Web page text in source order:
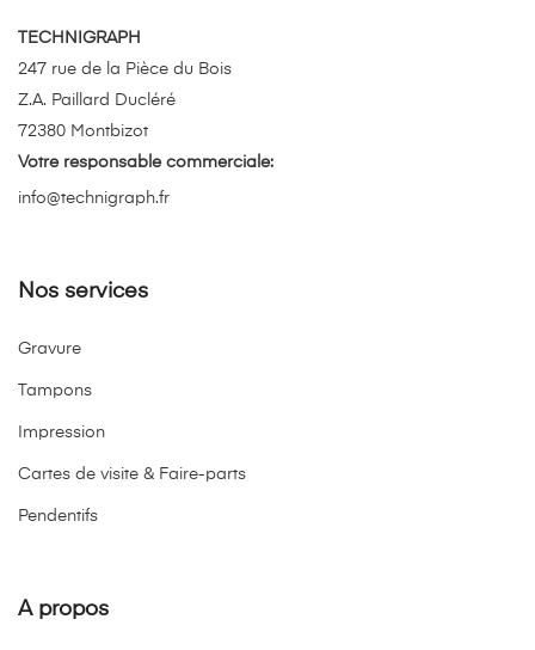
TECHNIGRAPH
247 rue de la Pièce du Bois
Z.A. Paillard Ducléré
72380 Montbizot
Votre responsable commerciale:
info@technigraph.fr
Nos services
Gravure
Tampons
Impression
Cartes de visite & Faire-parts
Pendentifs
A propos